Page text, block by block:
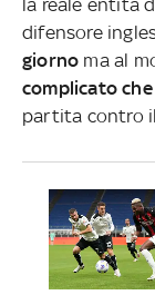
difensore
giorno ma al
complicato
partita contro